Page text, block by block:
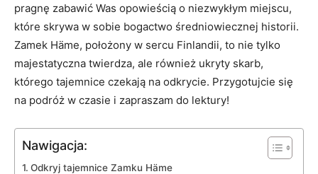
pragnę zabawić Was opowieścią o niezwykłym miejscu,
które skrywa w sobie⁣ bogactwo średniowiecznej historii.
Zamek Häme, ‌położony w sercu Finlandii, ‍to nie tylko​
majestatyczna ​twierdza, ale również ukryty skarb,
którego tajemnice czekają⁣ na odkrycie. Przygotujcie‍ się⁢
na podróż w czasie i zapraszam do​ lektury!
Nawigacja:
Odkryj⁤ tajemnice Zamku Häme